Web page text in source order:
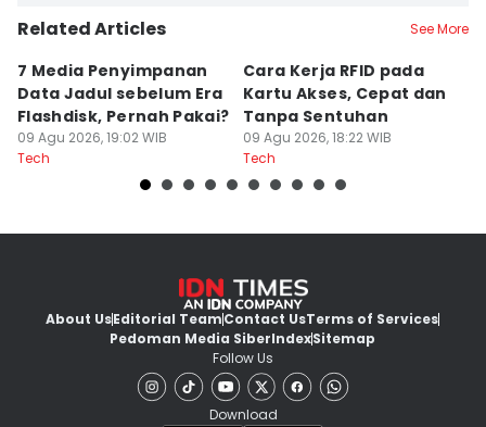
Related Articles See More
7 Media Penyimpanan
Data Jadul sebelum Era
Flashdisk, Pernah Pakai?
09 Agu 2026, 19:02 WIB
Tech
Cara Kerja RFID pada
Kartu Akses, Cepat dan
Tanpa Sentuhan
09 Agu 2026, 18:22 WIB
Tech
About UsEditorial TeamContact UsTerms of Services
Pedoman Media SiberIndexSitemap
Follow Us
Download